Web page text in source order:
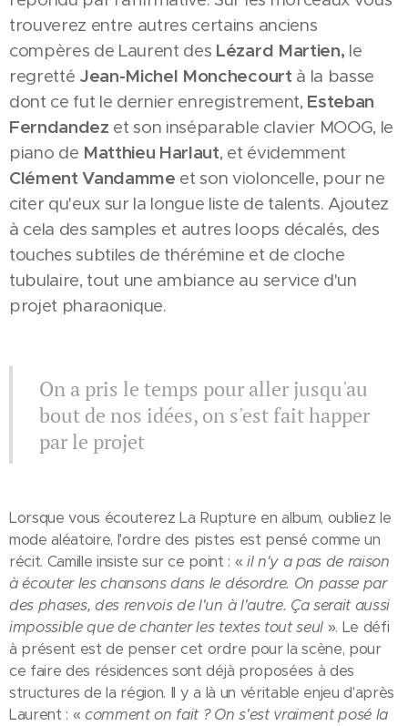
trouverez entre autres certains anciens
compères de Laurent des Lézard Martien, le
regretté Jean-Michel Monchecourt à la basse
dont ce fut le dernier enregistrement, Esteban
Ferndandez et son inséparable clavier MOOG, le
piano de Matthieu Harlaut, et évidemment
Clément Vandamme et son violoncelle, pour ne
citer qu'eux sur la longue liste de talents. Ajoutez
à cela des samples et autres loops décalés, des
touches subtiles de thérémine et de cloche
tubulaire, tout une ambiance au service d'un
projet pharaonique.
On a pris le temps pour aller jusqu'au
bout de nos idées, on s'est fait happer
par le projet
Lorsque vous écouterez La Rupture en album, oubliez le
mode aléatoire, l'ordre des pistes est pensé comme un
récit. Camille insiste sur ce point : « il n'y a pas de raison
à écouter les chansons dans le désordre. On passe par
des phases, des renvois de l'un à l'autre. Ça serait aussi
impossible que de chanter les textes tout seul ». Le défi
à présent est de penser cet ordre pour la scène, pour
ce faire des résidences sont déjà proposées à des
structures de la région. Il y a là un véritable enjeu d'après
Laurent : «comment on fait ? On s'est vraiment posé la